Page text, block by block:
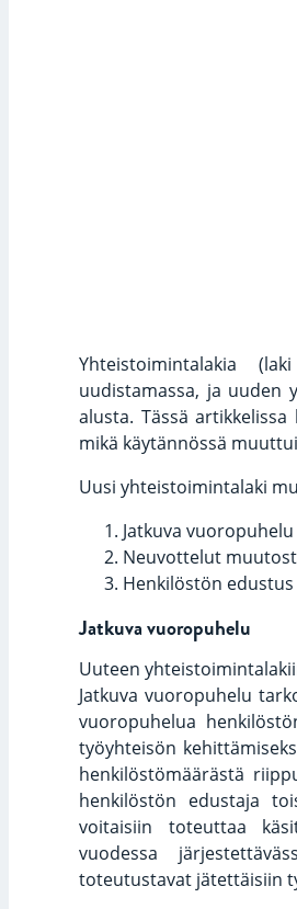
Yhteistoimintalakia
uudistamassa, ja uuden
alusta. Tässä
mikä käytännössä
Uusi yhteistoimintalaki
Jatkuva
Neuvottelut
Henkilöstön
Jatkuva vuoropuhelu
Uuteen
Jatkuva vuoropuhelu
vuoropuhelua
työyhteisön
henkilöstömäärästä
henkilöstön edustaja
voitaisiin toteuttaa
vuodessa
toteutustavat jätettäisiin